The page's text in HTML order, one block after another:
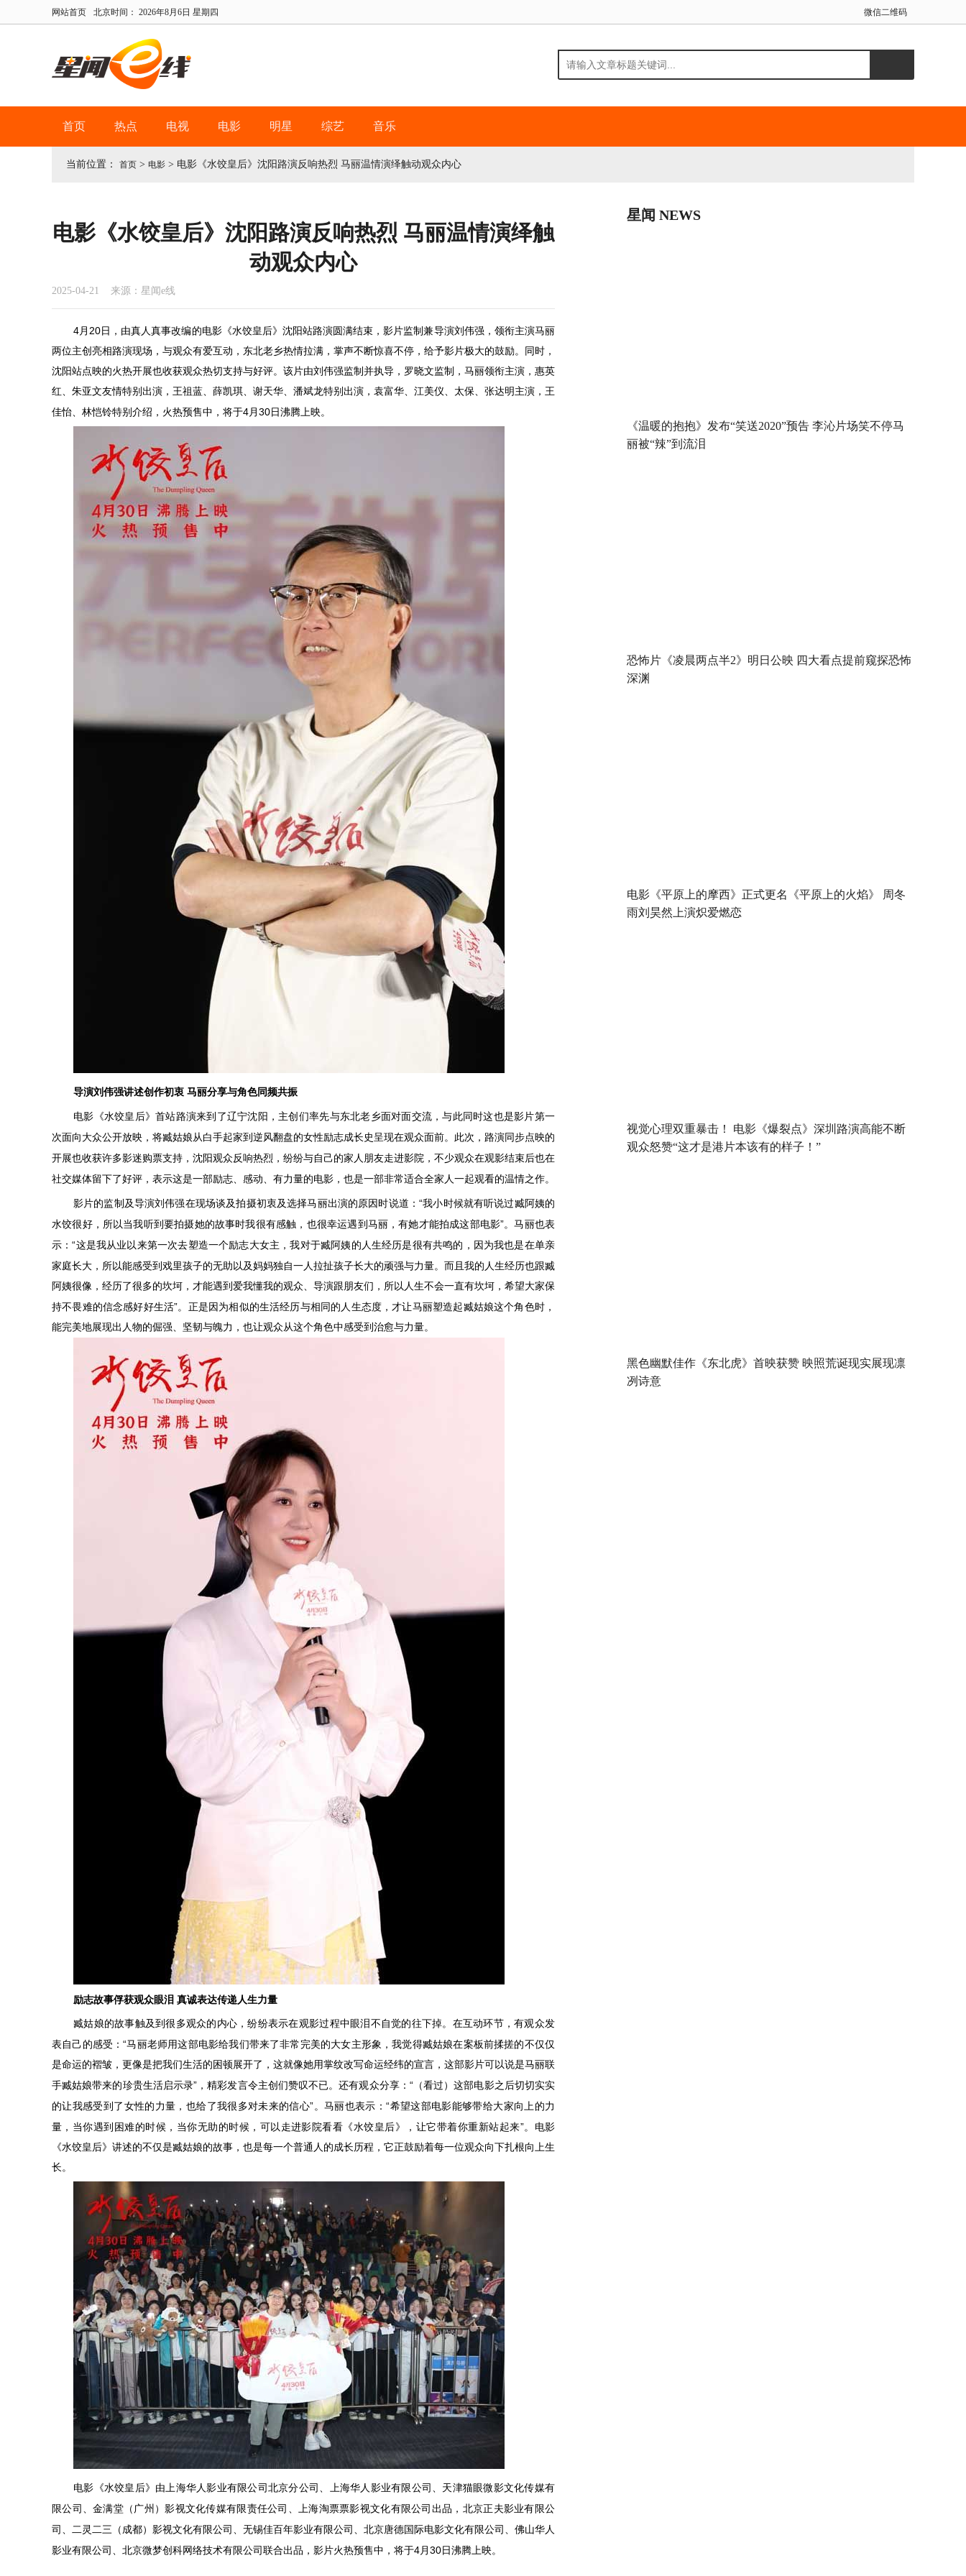
网站首页 北京时间： 2026年8月6日 星期四 微信二维码
首页 热点 电视 电影 明星 综艺 音乐
当前位置： 首页 > 电影 > 电影《水饺皇后》沈阳路演反响热烈 马丽温情演绎触动观众内心
电影《水饺皇后》沈阳路演反响热烈 马丽温情演绎触
动观众内心
2025-04-21 来源：星闻e线
4月20 日，由真人真事改编的电影《水饺皇后》沈阳站路演圆满结束，影片监制兼导演刘伟强，领衔主演马丽
两位主创亮相路演现场，与观众有爱互动，东北老乡热情拉满，掌声不断惊喜不停，给予影片极大的鼓励。同时，
沈阳站点映的火热开展也收获观众热切支持与好评。该片由刘伟强监制并执导，罗晓文监制，马丽领衔主演，惠英
红、朱亚文友情特别出演，王祖蓝、薛凯琪、谢天华、潘斌龙特别出演，袁富华、江美仪、太保、张达明主演，王
佳怡、林恺铃特别介绍，火热预售中，将于4月 30 日沸腾上映。
导演刘伟强讲述创作初衷 马丽分享与角色同频共振
电影《水饺皇后》首站路演来到了辽宁沈阳，主创们率先与东北老乡面对面交流，与此同时这也是影片第一
次面向大众公开放映，将臧姑娘从白手起家到逆风翻盘的女性励志成长史呈现在观众面前。此次，路演同步点映的
开展也收获许多影迷购票支持，沈阳观众反响热烈，纷纷与自己的家人朋友走进影院，不少观众在观影结束后也在
社交媒体留下了好评，表示这是一部励志、感动、有力量的电影，也是一部非常适合全家人一起观看的温情之作。
影片的监制及导演刘伟强在现场谈及拍摄初衷及选择马丽出演的原因时说道：“我小时候就有听说过臧阿姨的
水饺很好，所以当我听到要拍摄她的故事时我很有感触，也很幸运遇到马丽，有她才能拍成这部电影”。马丽也表
示：“这是我从业以来第一次去塑造一个励志大女主，我对于臧阿姨的人生经历是很有共鸣的，因为我也是在单亲
家庭长大 ，所以能感受到戏里孩子的无助以及妈妈独自一人拉扯孩子长大的顽强与力量。而且我的人生经历也跟臧
阿姨很像，经历了很多的坎坷，才能遇到爱我懂我的观众、导演跟朋友们，所以人生不会一直有坎坷，希望大家保
持不畏难的信念感好好生活”。正是因为相似的生活经历与相同的人生态度，才让马丽塑造起臧姑娘这个角色时，
能完美地展现出人物的倔强、坚韧与魄力，也让观众从这个角色中感受到治愈与力量。
励志故事俘获观众眼泪 真诚表达传递人生力量
臧姑娘的故事触及到很多观众的内心，纷纷表示在观影过程中眼泪不自觉的往下掉。在互动环节，有观众发
表自己的感受：“马丽老师用这部电影给我们带来了非常完美的大女主形象，我觉得臧姑娘在案板前揉搓的不仅仅
是命运的褶皱，更像是把我们生活的困顿展开了，这就像她用掌纹改写命运经纬的宣言，这部影片可以说是马丽联
手臧姑娘带来的珍贵生活启示录” ，精彩发言令主创们赞叹不已。还有观众分享： “（看过）这部电影之后切切实实
的让我感受到了女性的力量，也给了我很多对未来的信心”。马丽也表示：“希望这部电影能够带给大家向上的力
量，当你遇到困难的时候，当你无助的时候，可以走进影院看看《水饺皇后》，让它带着你重新站起来”。电影
《水饺皇后》讲述的不仅是臧姑娘的故事，也是每一个普通人的成长历程，它正鼓励着每一位观众向下扎根向上生
长。
电影《水饺皇后》由上海华人影业有限公司北京分公司、上海华人影业有限公司、天津猫眼微影文化传媒有
限公司、金满堂（广州）影视文化传媒有限责任公司、上海淘票票影视文化有限公司出品，北京正夫影业有限公
司、二灵二三（成都）影视文化有限公司、无锡佳百年影业有限公司、北京唐德国际电影文化有限公司、 佛山华人
影业有限公司、 北京微梦创科网络技术有限公司联合出品，影片火热预售中，将于4月 30 日沸腾上映。
星闻 NEWS
《温暖的抱抱》发布“笑送2020”预告 李沁片场笑不停马
丽被“辣”到流泪
恐怖片《凌晨两点半2》明日公映 四大看点提前窥探恐怖
深渊
电影《平原上的摩西》正式更名《平原上的火焰》 周冬
雨刘昊然上演炽爱燃恋
视觉心理双重暴击！ 电影《爆裂点》深圳路演高能不断
观众怒赞“这才是港片本该有的样子！”
黑色幽默佳作《东北虎》首映获赞 映照荒诞现实展现凛
冽诗意